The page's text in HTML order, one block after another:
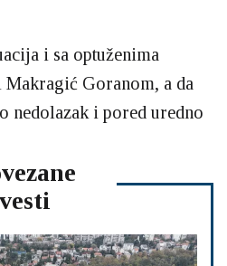
i sa optuženima
Goranom, a da
nedolazak i pored uredno
vesti